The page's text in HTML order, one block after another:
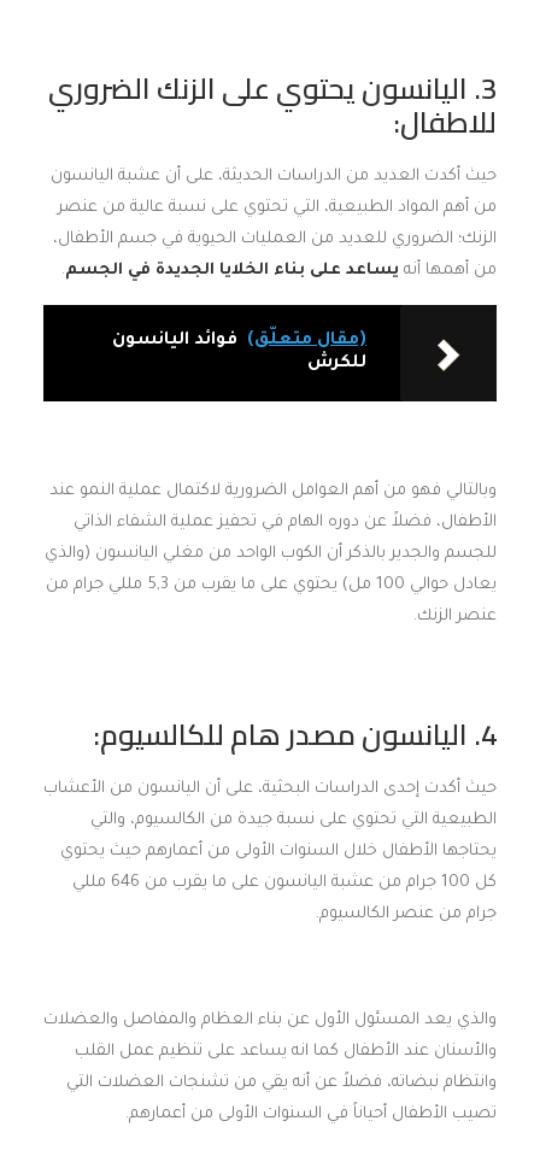
3. اليانسون يحتوي على الزنك الضروري
للاطفال:
حيث أكدت العديد من الدراسات الحديثة، على أن عشبة اليانسون
من أهم المواد الطبيعية، التي تحتوي على نسبة عالية من عنصر
الزنك؛ الضروري للعديد من العمليات الحيوية في جسم الأطفال،
من أهمها أنه يساعد على بناء الخلايا الجديدة في الجسم.
(مقال متعلّق)
فوائد اليانسون
للكرش
وبالتالي فهو من أهم العوامل الضرورية لاكتمال عملية النمو عند
الأطفال، فضلاً عن دوره الهام في تحفيز عملية الشفاء الذاتي
للجسم والجدير بالذكر أن الكوب الواحد من مغلي اليانسون (والذي
يعادل حوالي 100 مل) يحتوي على ما يقرب من 5,3 مللي جرام من
عنصر الزنك.
4. اليانسون مصدر هام للكالسيوم:
حيث أكدت إحدى الدراسات البحثية، على أن اليانسون من الأعشاب
الطبيعية التي تحتوي على نسبة جيدة من الكالسيوم، والتي
يحتاجها الأطفال خلال السنوات الأولى من أعمارهم حيث يحتوي
كل 100 جرام من عشبة اليانسون على ما يقرب من 646 مللي
جرام من عنصر الكالسيوم.
والذي يعد المسئول الأول عن بناء العظام والمفاصل والعضلات
والأسنان عند الأطفال كما انه يساعد على تنظيم عمل القلب
وانتظام نبضاته، فضلاً عن أنه يقي من تشنجات العضلات التي
تصيب الأطفال أحياناً في السنوات الأولى من أعمارهم.